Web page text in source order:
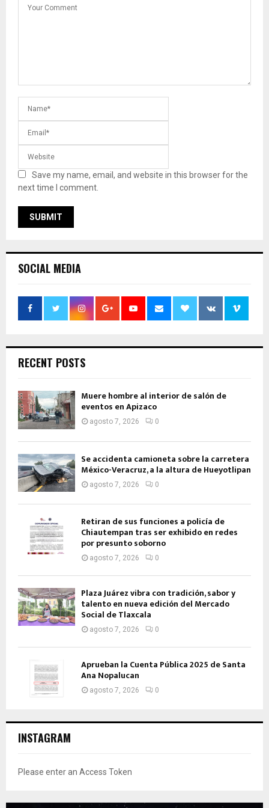
Save my name, email, and website in this browser for the
next time I comment.
SOCIAL MEDIA
RECENT POSTS
Muere hombre al interior de salón de
eventos en Apizaco
agosto 7, 2026 0
Se accidenta camioneta sobre la carretera
México-Veracruz, a la altura de Hueyotlipan
agosto 7, 2026 0
Retiran de sus funciones a policía de
Chiautempan tras ser exhibido en redes
por presunto soborno
agosto 7, 2026 0
Plaza Juárez vibra con tradición, sabor y
talento en nueva edición del Mercado
Social de Tlaxcala
agosto 7, 2026 0
Aprueban la Cuenta Pública 2025 de Santa
Ana Nopalucan
agosto 7, 2026 0
INSTAGRAM
Please enter an Access Token